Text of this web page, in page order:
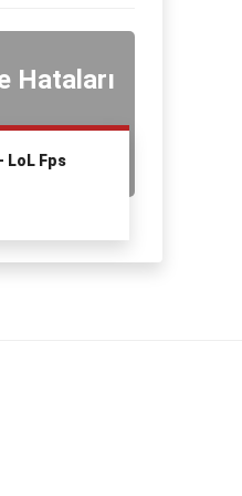
Hataları
LoL Fps